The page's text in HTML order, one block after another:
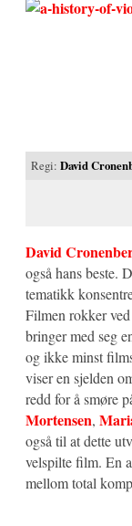
Regi:David
David
også hans beste.
tematikk
Filmen rokker
bringer med seg
og ikke minst
viser en sjelden
redd for å smøre
Mortensen,
også til at dette
velspilte film. En
mellom total